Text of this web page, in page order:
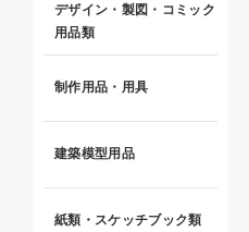
デザイン・製図・コミック
用品類
制作用品・用具
建築模型用品
紙類・スケッチブック類